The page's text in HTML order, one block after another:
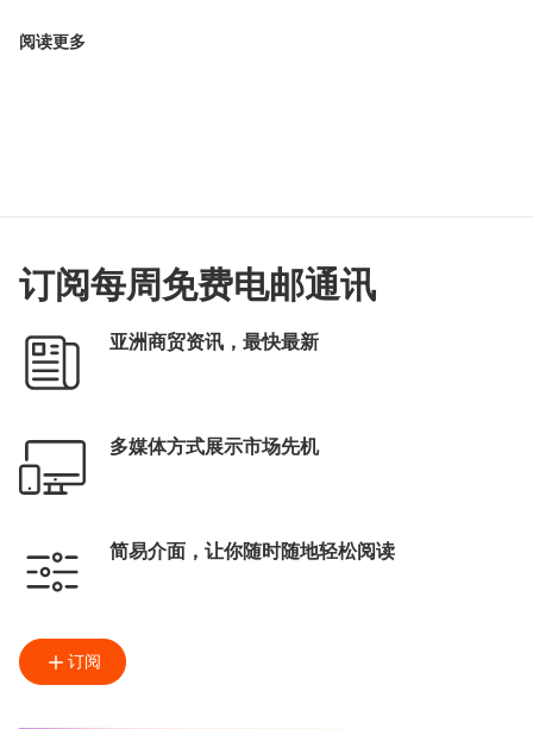
阅读更多
订阅每周免费电邮通讯
亚洲商贸资讯，最快最新
多媒体方式展示市场先机
简易介面，让你随时随地轻松阅读
订阅